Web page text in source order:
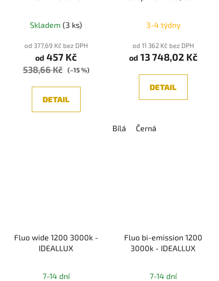
Skladem (3 ks)
od 377,69 Kč bez DPH
od 457 Kč
538,66 Kč (–15 %)
DETAIL
3-4 týdny
od 11 362 Kč bez DPH
od 13 748,02 Kč
DETAIL
Bílá Černá
Fluo wide 1200 3000k -
IDEALLUX
7-14 dní
Fluo bi-emission 1200
3000k - IDEALLUX
7-14 dní